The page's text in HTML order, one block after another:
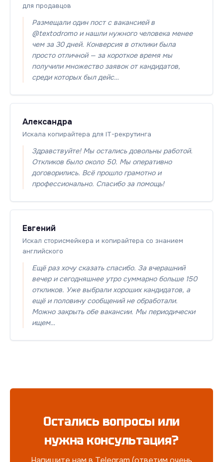
для продавцов
Размещали один пост с вакансией в
@textodromo и нашли нужного человека менее
чем за 30 дней. Конверсия в отклики была
просто отличной — за короткое время мы
получили множество заявок от кандидатов,
среди которых был дейс…
Александра
Искала копирайтера для IT-рекрутинга
Здравствуйте! Мы остались довольны работой.
Откликов было около 50. Мы оперативно
договорились. Всё прошло грамотно и
профессионально. Спасибо за помощь!
Евгений
Искал сторисмейкера и копирайтера со знанием
английского
Ещё раз хочу сказать спасибо. За вчерашний
вечер и сегодняшнее утро суммарно больше 150
откликов. Уже выбрали хороших кандидатов, а
ещё и половину сообщений не обработали.
Можно закрыть обе вакансии. Мы периодически
ищем…
Остались вопросы или
нужна консультация?